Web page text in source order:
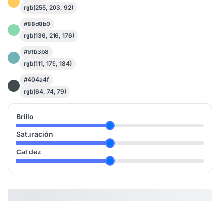
rgb(255, 203, 92)
#88d8b0
rgb(136, 216, 176)
#6fb3b8
rgb(111, 179, 184)
#404a4f
rgb(64, 74, 79)
Brillo
Saturación
Calidez